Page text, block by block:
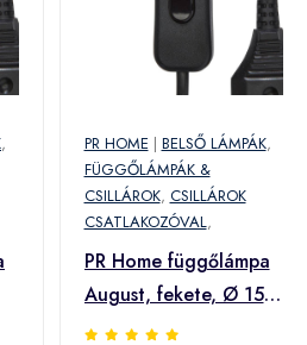
,
PR HOME | BELSŐ LÁMPÁK,
FÜGGŐLÁMPÁK &
CSILLÁROK, CSILLÁROK
CSATLAKOZÓVAL,
PR Home függőlámpa
August, fekete, Ø 15
cm, Ø 15 cm